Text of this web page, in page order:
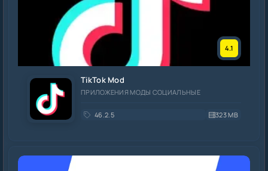
4.1
TikTok Mod
ПРИЛОЖЕНИЯ МОДЫ СОЦИАЛЬНЫЕ
46.2.5 323 MB